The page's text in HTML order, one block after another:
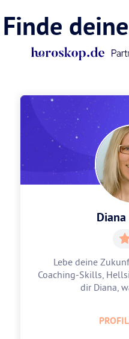
Finde
Diana
Lebe deine
Coaching-Skills,
dir Diana,